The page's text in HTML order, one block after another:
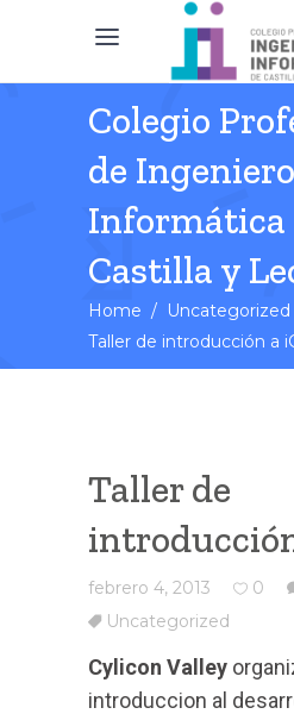
Colegio
de
Informática
Castilla y
Home / Uncategorized
Taller de introducción a
Taller de
febrero 4, 2013 0
Uncategorized
Cylicon Valley
introduccion al